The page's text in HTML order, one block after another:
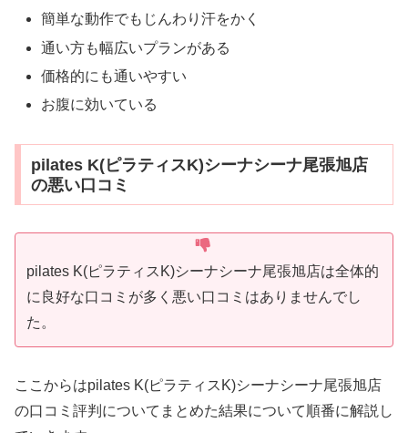
簡単な動作でもじんわり汗をかく
通い方も幅広いプランがある
価格的にも通いやすい
お腹に効いている
pilates K(ピラティスK)シーナシーナ尾張旭店
の悪い口コミ
pilates K(ピラティスK)シーナシーナ尾張旭店は全体的
に良好な口コミが多く悪い口コミはありませんでし
た。
ここからはpilates K(ピラティスK)シーナシーナ尾張旭店
の口コミ評判についてまとめた結果について順番に解説し